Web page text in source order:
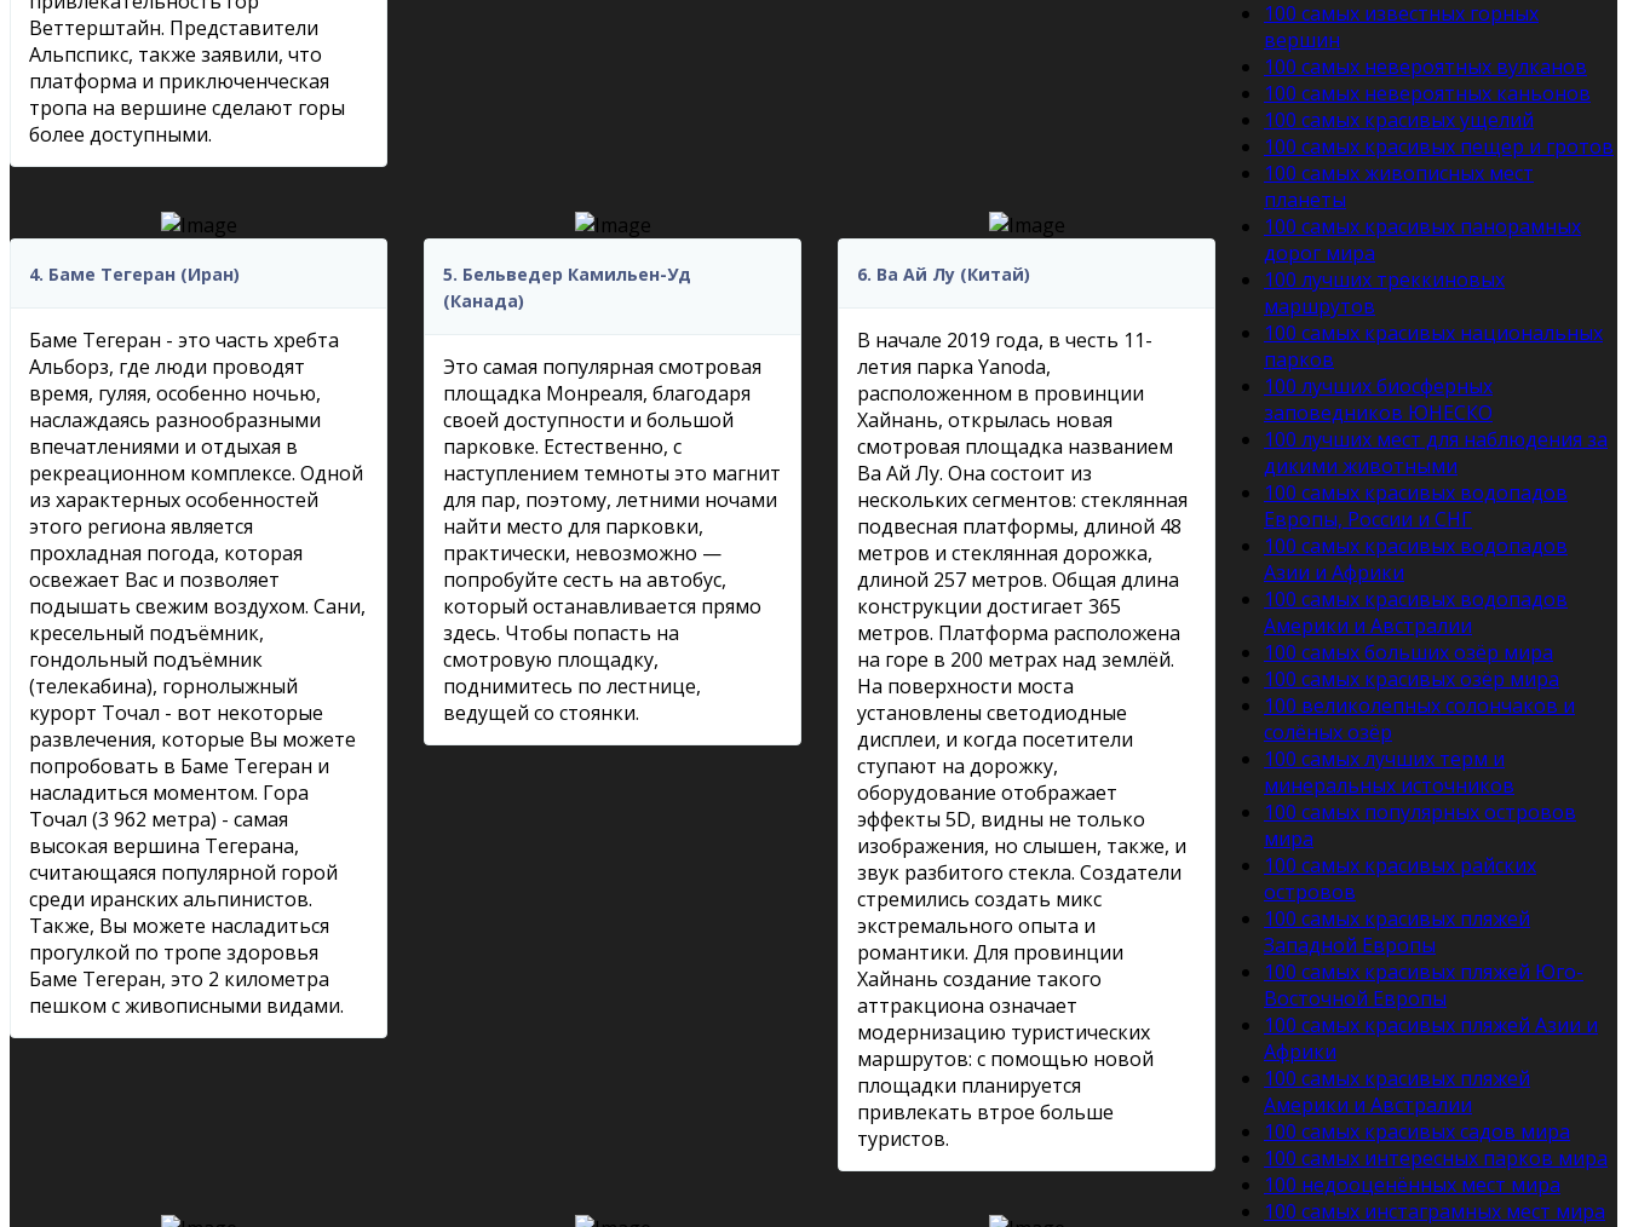
Веттерштайн. Представители
Альпспикс, также заявили, что
платформа и приключенческая
тропа на вершине сделают горы
более доступными.
4. Баме Тегеран (Иран)
Баме Тегеран - это часть хребта
Альборз, где люди проводят
время, гуляя, особенно ночью,
наслаждаясь разнообразными
впечатлениями и отдыхая в
рекреационном комплексе. Одной
из характерных особенностей
этого региона является
прохладная погода, которая
освежает Вас и позволяет
подышать свежим воздухом. Сани,
кресельный подъёмник,
гондольный подъёмник
(телекабина), горнолыжный
курорт Точал - вот некоторые
развлечения, которые Вы можете
попробовать в Баме Тегеран и
насладиться моментом. Гора
Точал (3 962 метра) - самая
высокая вершина Тегерана,
считающаяся популярной горой
среди иранских альпинистов.
Также, Вы можете насладиться
прогулкой по тропе здоровья
Баме Тегеран, это 2 километра
пешком с живописными видами.
5. Бельведер Камильен-Уд
(Канада)
Это самая популярная смотровая
площадка Монреаля, благодаря
своей доступности и большой
парковке. Естественно, с
наступлением темноты это магнит
для пар, поэтому, летними ночами
найти место для парковки,
практически, невозможно —
попробуйте сесть на автобус,
который останавливается прямо
здесь. Чтобы попасть на
смотровую площадку,
поднимитесь по лестнице,
ведущей со стоянки.
6. Ва Ай Лу (Китай)
В начале 2019 года, в честь 11-
летия парка Yanoda,
расположенном в провинции
Хайнань, открылась новая
смотровая площадка названием
Ва Ай Лу. Она состоит из
нескольких сегментов: стеклянная
подвесная платформы, длиной 48
метров и стеклянная дорожка,
длиной 257 метров. Общая длина
конструкции достигает 365
метров. Платформа расположена
на горе в 200 метрах над землёй.
На поверхности моста
установлены светодиодные
дисплеи, и когда посетители
ступают на дорожку,
оборудование отображает
эффекты 5D, видны не только
изображения, но слышен, также, и
звук разбитого стекла. Создатели
стремились создать микс
экстремального опыта и
романтики. Для провинции
Хайнань создание такого
аттракциона означает
модернизацию туристических
маршрутов: с помощью новой
площадки планируется
привлекать втрое больше
туристов.
100 самых известных горных
вершин
100 самых невероятных вулканов
100 самых невероятных каньонов
100 самых красивых ущелий
100 самых красивых пещер и гротов
100 самых живописных мест
планеты
100 самых красивых панорамных
дорог мира
100 лучших треккиновых
маршрутов
100 самых красивых национальных
парков
100 лучших биосферных
заповедников ЮНЕСКО
100 лучших мест для наблюдения за
дикими животными
100 самых красивых водопадов
Европы, России и СНГ
100 самых красивых водопадов
Азии и Африки
100 самых красивых водопадов
Америки и Австралии
100 самых больших озёр мира
100 самых красивых озёр мира
100 великолепных солончаков и
солёных озёр
100 самых лучших терм и
минеральных источников
100 самых популярных островов
мира
100 самых красивых райских
островов
100 самых красивых пляжей
Западной Европы
100 самых красивых пляжей Юго-
Восточной Европы
100 самых красивых пляжей Азии и
Африки
100 самых красивых пляжей
Америки и Австралии
100 самых красивых садов мира
100 самых интересных парков мира
100 недооценённых мест мира
100 самых инстаграмных мест мира